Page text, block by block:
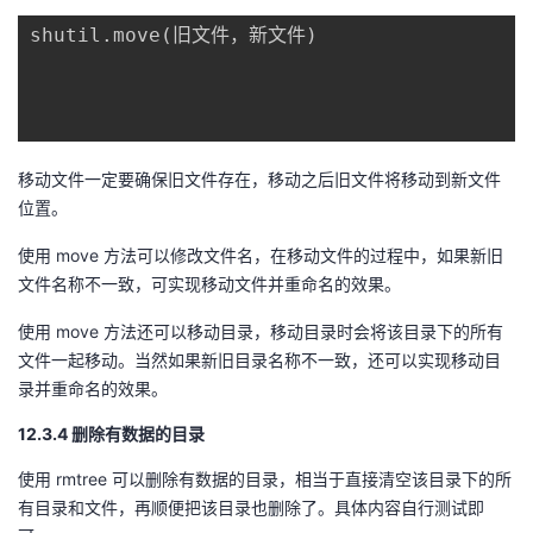
shutil . move ( 旧文件，新文件)
移动文件一定要确保旧文件存在，移动之后旧文件将移动到新文件
位置。
使用 move 方法可以修改文件名，在移动文件的过程中，如果新旧
文件名称不一致，可实现移动文件并重命名的效果。
使用 move 方法还可以移动目录，移动目录时会将该目录下的所有
文件一起移动。当然如果新旧目录名称不一致，还可以实现移动目
录并重命名的效果。
12.3.4 删除有数据的目录
使用 rmtree 可以删除有数据的目录，相当于直接清空该目录下的所
有目录和文件，再顺便把该目录也删除了。具体内容自行测试即